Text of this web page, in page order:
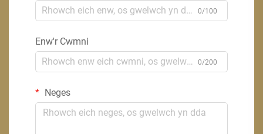
0/100
Enw'r Cwmni
0/200
Neges